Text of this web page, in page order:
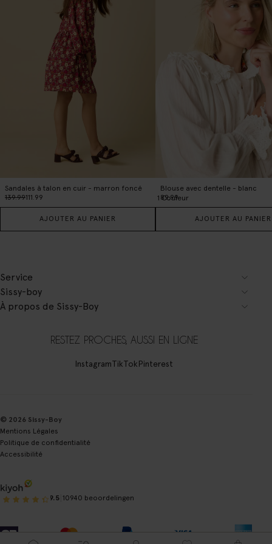
Sandales à talon en cuir - marron foncé
139.99111.99
AJOUTER AU PANIER
Blouse avec dentelle - blanc
89.99
1 Couleur
AJOUTER AU PANIER
Service
Sissy-boy
À propos de Sissy-Boy
RESTEZ PROCHES, AUSSI EN LIGNE
InstagramTikTokPinterest
© 2026 Sissy-Boy
Mentions Légales
Politique de confidentialité
Accessibilité
9.5 10940 beoordelingen